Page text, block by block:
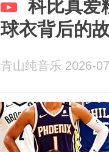
科比真爱
球衣背后的
青山纯音乐 2026-